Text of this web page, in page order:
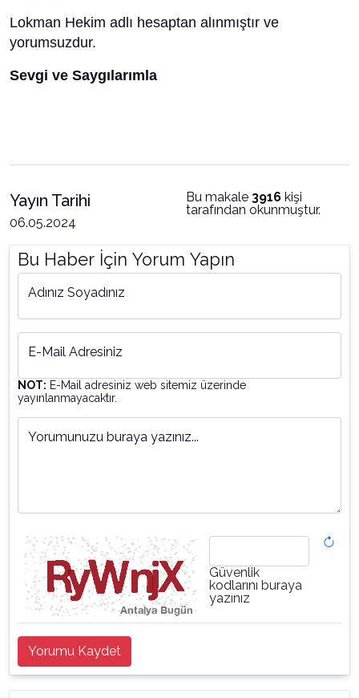
Lokman Hekim adlı hesaptan alınmıştır ve
yorumsuzdur.
Sevgi ve Saygılarımla
Yayın Tarihi
06.05.2024
Bu makale 3916 kişi
tarafından okunmuştur.
Bu Haber İçin Yorum Yapın
Adınız Soyadınız
E-Mail Adresiniz
NOT: E-Mail adresiniz web sitemiz üzerinde
yayınlanmayacaktır.
Yorumunuzu buraya yazınız...
Güvenlik
kodlarını buraya
yazınız
Yorumu Kaydet